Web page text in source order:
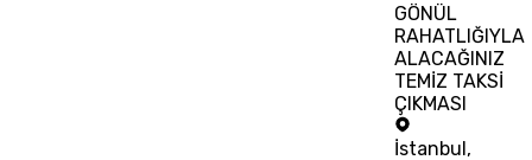
GÖNÜL
RAHATLIĞIYLA
ALACAĞINIZ
TEMİZ TAKSİ
ÇIKMASI
İstanbul,